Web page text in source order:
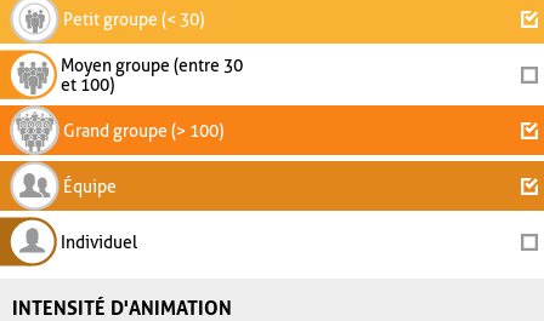
Petit groupe (< 30)
Moyen groupe (entre 30
et 100)
Grand groupe (> 100)
Équipe
Individuel
INTENSITÉ D'ANIMATION